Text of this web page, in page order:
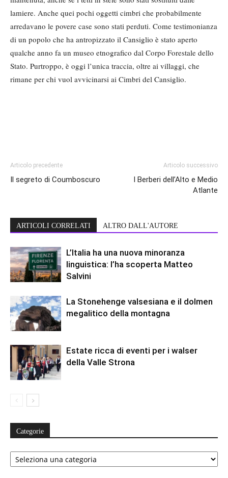
lamiere. Anche quei pochi oggetti cimbri che probabilmente
arredavano le povere case sono stati perduti. Come testimonianza
di un popolo che ha antropizzato il Cansiglio è stato aperto
qualche anno fa un museo etnografico dal Corpo Forestale dello
Stato. Purtroppo, è oggi l’unica traccia, oltre ai villaggi, che
rimane per chi vuol avvicinarsi ai Cimbri del Cansiglio.
Articolo precedente
Il segreto di Coumboscuro
Articolo successivo
I Berberi dell’Alto e Medio
Atlante
ARTICOLI CORRELATI ALTRO DALL'AUTORE
L’Italia ha una nuova minoranza
linguistica: l’ha scoperta Matteo
Salvini
La Stonehenge valsesiana e il dolmen
megalitico della montagna
Estate ricca di eventi per i walser
della Valle Strona
Categorie
Categorie